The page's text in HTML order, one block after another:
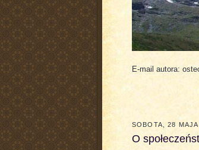
E-mail autora:
SOBOTA, 28 MAJA
O